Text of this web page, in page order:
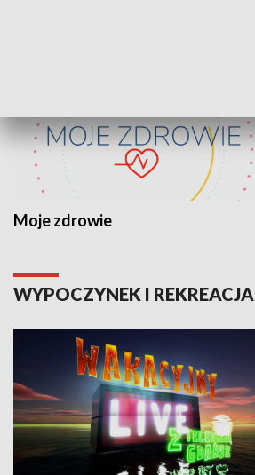
Moje zdrowie
WYPOCZYNEK I REKREACJA